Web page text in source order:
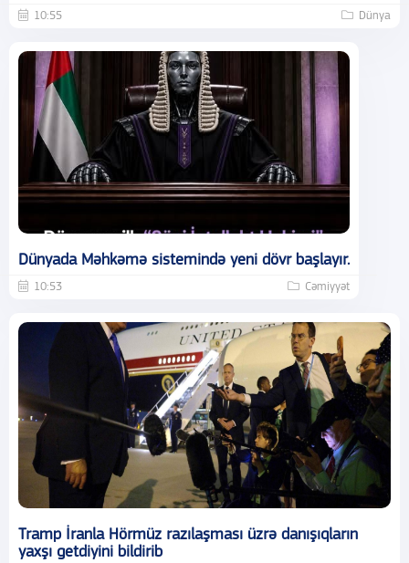
10:55 Dünya
Dünyada Məhkəmə sistemində yeni dövr başlayır.
10:53 Cəmiyyət
Tramp İranla Hörmüz razılaşması üzrə danışıqların
yaxşı getdiyini bildirib